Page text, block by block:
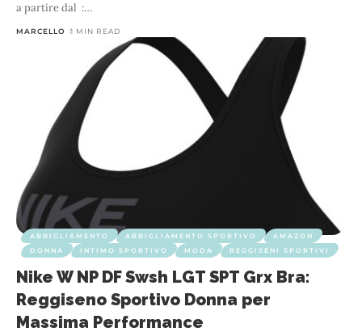
a partire dal ‏ :…
MARCELLO 1 MIN READ
ABBIGLIAMENTO ABBIGLIAMENTO SPORTIVO
AMAZON
DONNA
INTIMO SPORTIVO MODA REGGISENI SPORTIVI
Nike W NP DF Swsh LGT SPT Grx Bra:
Reggiseno Sportivo Donna per
Massima Performance